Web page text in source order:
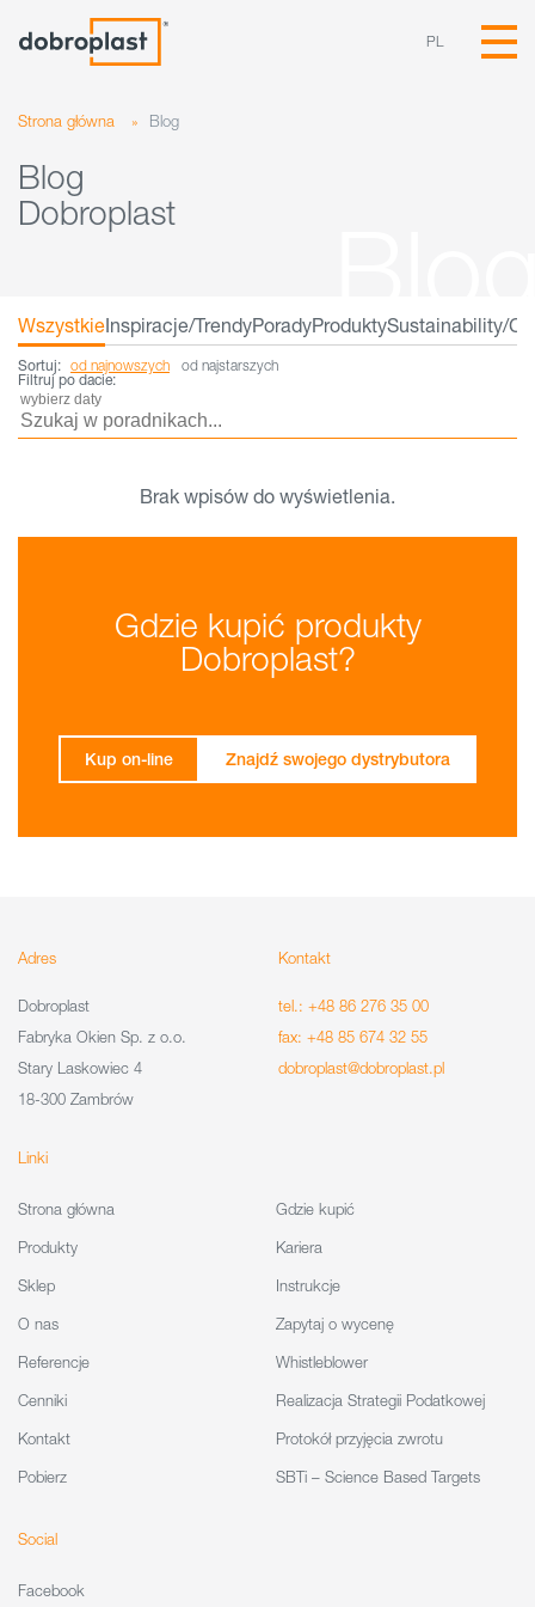
PL
Strona główna » Blog
Blog
Dobroplast
WszystkieInspiracje/TrendyPoradyProduktySustainability/
Sortuj: od najnowszych
od najstarszych
Filtruj po dacie:
Brak wpisów do wyświetlenia.
Gdzie kupić produkty
Dobroplast?
Kup on-line Znajdź swojego dystrybutora
Adres
Dobroplast
Fabryka Okien Sp. z o.o.
Stary Laskowiec 4
18-300 Zambrów
Kontakt
tel.: +48 86 276 35 00
fax: +48 85 674 32 55
dobroplast@dobroplast.pl
Linki
Strona główna
Produkty
Sklep
O nas
Referencje
Cenniki
Kontakt
Pobierz
Gdzie kupić
Kariera
Instrukcje
Zapytaj o wycenę
Whistleblower
Realizacja Strategii Podatkowej
Protokół przyjęcia zwrotu
SBTi – Science Based Targets
Social
Facebook